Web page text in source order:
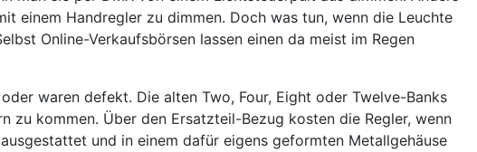
einem Handregler zu dimmen. Doch was tun, wenn die Leuchte
Online-Verkaufsbörsen lassen einen da meist im Regen
waren defekt. Die alten Two, Four, Eight oder Twelve-Banks
zu kommen. Über den Ersatzteil-Bezug kosten die Regler, wenn
und in einem dafür eigens geformten Metallgehäuse